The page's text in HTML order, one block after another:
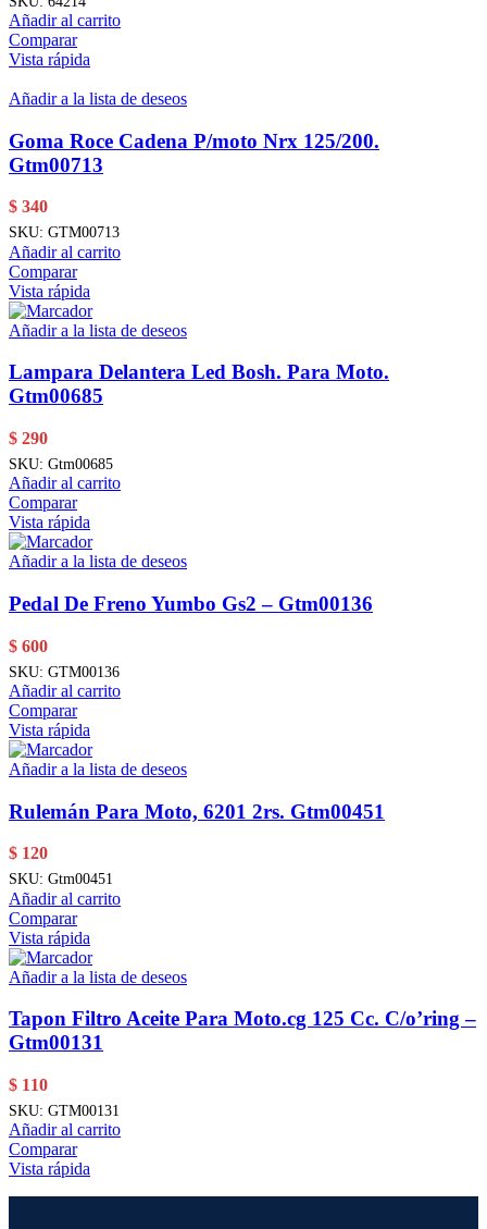
Añadir al carrito
Comparar
Vista rápida
Añadir a la lista de deseos
Goma Roce Cadena P/moto Nrx 125/200.
Gtm00713
$ 340
SKU: GTM00713
Añadir al carrito
Comparar
Vista rápida
Añadir a la lista de deseos
Lampara Delantera Led Bosh. Para Moto.
Gtm00685
$ 290
SKU: Gtm00685
Añadir al carrito
Comparar
Vista rápida
Añadir a la lista de deseos
Pedal De Freno Yumbo Gs2 – Gtm00136
$ 600
SKU: GTM00136
Añadir al carrito
Comparar
Vista rápida
Añadir a la lista de deseos
Rulemán Para Moto, 6201 2rs. Gtm00451
$ 120
SKU: Gtm00451
Añadir al carrito
Comparar
Vista rápida
Añadir a la lista de deseos
Tapon Filtro Aceite Para Moto.cg 125 Cc. C/o’ring –
Gtm00131
$ 110
SKU: GTM00131
Añadir al carrito
Comparar
Vista rápida